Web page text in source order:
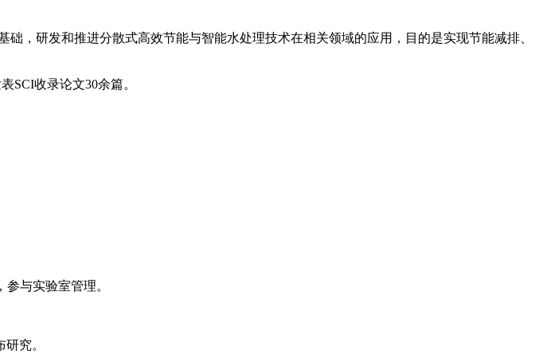
，研发和推进分散式高效节能与智能水处理技术在相关领域的应用，目的是实现节能减排、
SCI收录论文30余篇。
与实验室管理。
究。